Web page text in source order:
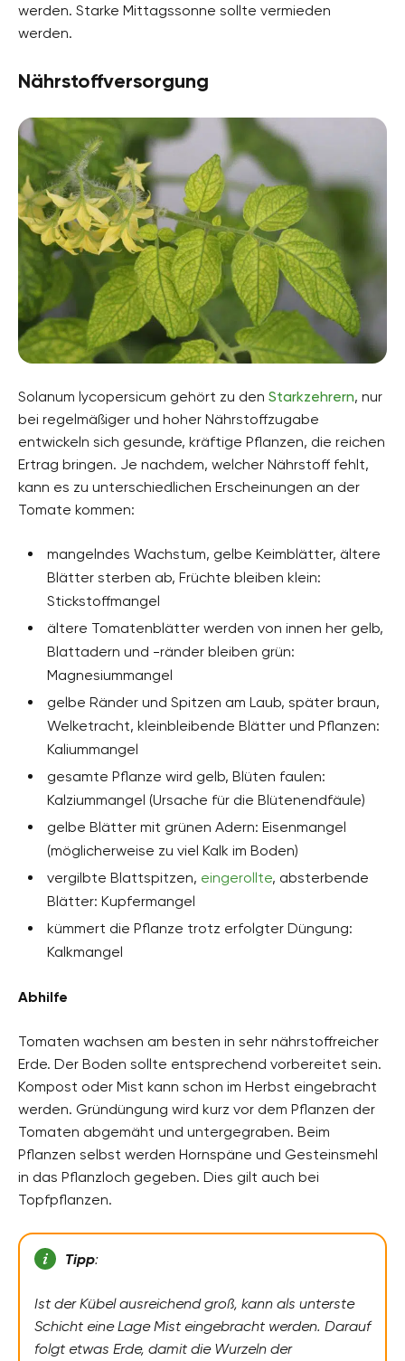
werden. Starke Mittagssonne sollte vermieden
werden.
Nährstoffversorgung
Solanum lycopersicum gehört zu den Starkzehrern, nur
bei regelmäßiger und hoher Nährstoffzugabe
entwickeln sich gesunde, kräftige Pflanzen, die reichen
Ertrag bringen. Je nachdem, welcher Nährstoff fehlt,
kann es zu unterschiedlichen Erscheinungen an der
Tomate kommen:
mangelndes Wachstum, gelbe Keimblätter, ältere
Blätter sterben ab, Früchte bleiben klein:
Stickstoffmangel
ältere Tomatenblätter werden von innen her gelb,
Blattadern und -ränder bleiben grün:
Magnesiummangel
gelbe Ränder und Spitzen am Laub, später braun,
Welketracht, kleinbleibende Blätter und Pflanzen:
Kaliummangel
gesamte Pflanze wird gelb, Blüten faulen:
Kalziummangel (Ursache für die Blütenendfäule)
gelbe Blätter mit grünen Adern: Eisenmangel
(möglicherweise zu viel Kalk im Boden)
vergilbte Blattspitzen, eingerollte, absterbende
Blätter: Kupfermangel
kümmert die Pflanze trotz erfolgter Düngung:
Kalkmangel
Abhilfe
Tomaten wachsen am besten in sehr nährstoffreicher
Erde. Der Boden sollte entsprechend vorbereitet sein.
Kompost oder Mist kann schon im Herbst eingebracht
werden. Gründüngung wird kurz vor dem Pflanzen der
Tomaten abgemäht und untergegraben. Beim
Pflanzen selbst werden Hornspäne und Gesteinsmehl
in das Pflanzloch gegeben. Dies gilt auch bei
Topfpflanzen.
Tipp:
Ist der Kübel ausreichend groß, kann als unterste
Schicht eine Lage Mist eingebracht werden. Darauf
folgt etwas Erde, damit die Wurzeln der